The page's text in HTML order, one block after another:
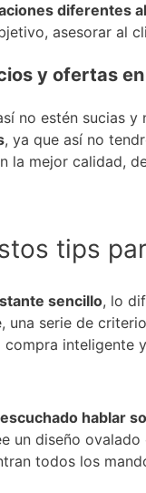
diferentes
asesorar al
y ofertas
no estén sucias
, ya que así no
la mejor calidad,
tips
sencillo, lo
serie de
inteligente
hablar
un diseño
todos los